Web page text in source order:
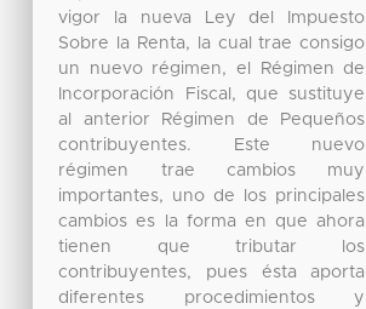
vigor la nueva Ley del Impuesto
Sobre la Renta, la cual trae consigo
un nuevo régimen, el Régimen de
Incorporación Fiscal, que sustituye
al anterior Régimen de Pequeños
contribuyentes. Este nuevo
régimen trae cambios muy
importantes, uno de los principales
cambios es la forma en que ahora
tienen que tributar los
contribuyentes, pues ésta aporta
diferentes procedimientos y